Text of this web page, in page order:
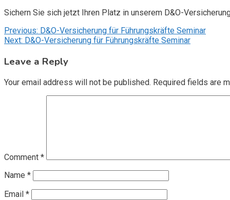
Sichern Sie sich jetzt Ihren Platz in unserem D&O-
Post
navigation
Previous: D&O-Versicherung für Führungskräfte Seminar
Next: D&O-Versicherung für Führungskräfte Seminar
Leave a Reply
Your email address will not be published. Required fields are
Comment *
Name *
Email *